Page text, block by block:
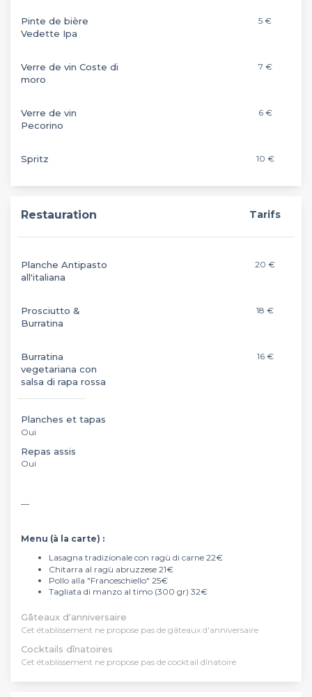
Pinte de bière
Vedette Ipa
5 €
Verre de vin Coste di
moro
7 €
Verre de vin
Pecorino
6 €
Spritz 10 €
Restauration Tarifs
Planche Antipasto
all'italiana
20 €
Prosciutto &
Burratina
18 €
Burratina
vegetariana con
salsa di rapa rossa
16 €
Planches et tapas
Oui
Repas assis
Oui
Menu (à la carte) :
Lasagna tradizionale con ragù di carne 22€
Chitarra al ragù abruzzese 21€
Pollo alla "Franceschiello" 25€
Tagliata di manzo al timo (300 gr) 32€
Gâteaux d'anniversaire
Cet établissement ne propose pas de gâteaux d'anniversaire
Cocktails dînatoires
Cet établissement ne propose pas de cocktail dînatoire